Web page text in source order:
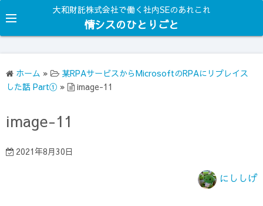
ン
テ
ン
ツ
へ
キ
ッ
プ
大和財託株式会社で働く社内SEのあれこれ
情シスのひとりごと
ホーム »
某RPAサービスからMicrosoftのRPAにリプレイス
した話 Part① » image-11
image-11
2021年8月30日
にししげ